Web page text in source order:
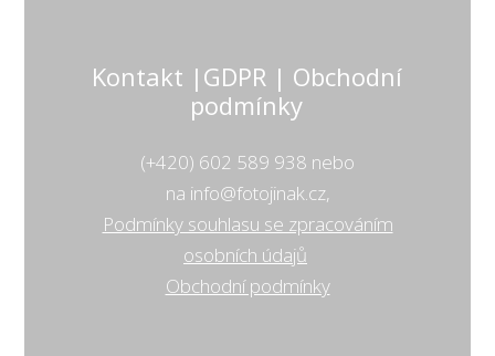
Kontakt |GDPR | Obchodní
podmínky
(+420) 602 589 938 nebo
na info@fotojinak.cz,
Podmínky souhlasu se zpracováním
osobních údajů
Obchodní podmínky